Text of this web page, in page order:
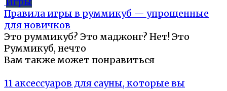
Правила игры в руммикуб — упрощенные
для новичков
Это руммикуб? Это маджонг? Нет! Это
Руммикуб, нечто
Вам также может понравиться
11 аксессуаров для сауны, которые вы